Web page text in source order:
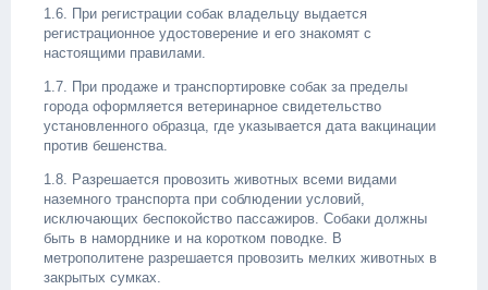
1.6. При регистрации собак владельцу выдается
регистрационное удостоверение и его знакомят с
настоящими правилами.
1.7. При продаже и транспортировке собак за пределы
города оформляется ветеринарное свидетельство
установленного образца, где указывается дата вакцинации
против бешенства.
1.8. Разрешается провозить животных всеми видами
наземного транспорта при соблюдении условий,
исключающих беспокойство пассажиров. Собаки должны
быть в наморднике и на коротком поводке. В
метрополитене разрешается провозить мелких животных в
закрытых сумках.